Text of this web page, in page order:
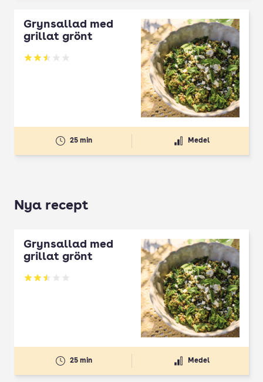
Grynsallad med
grillat grönt
Betyg: 2.5 av 5
25 min Medel
Nya recept
Grynsallad med
grillat grönt
Betyg: 2.5 av 5
25 min Medel